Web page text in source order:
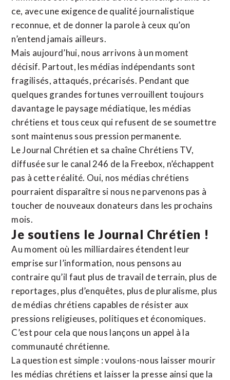
ce, avec une exigence de qualité journalistique
reconnue, et de donner la parole à ceux qu’on
n’entend jamais ailleurs.
Mais aujourd’hui, nous arrivons à un moment
décisif. Partout, les médias indépendants sont
fragilisés, attaqués, précarisés. Pendant que
quelques grandes fortunes verrouillent toujours
davantage le paysage médiatique, les médias
chrétiens et tous ceux qui refusent de se soumettre
sont maintenus sous pression permanente.
Le Journal Chrétien et sa chaîne Chrétiens TV,
diffusée sur le canal 246 de la Freebox, n’échappent
pas à cette réalité. Oui, nos médias chrétiens
pourraient disparaître si nous ne parvenons pas à
toucher de nouveaux donateurs dans les prochains
mois.
Je soutiens le Journal Chrétien !
Au moment où les milliardaires étendent leur
emprise sur l’information, nous pensons au
contraire qu’il faut plus de travail de terrain, plus de
reportages, plus d’enquêtes, plus de pluralisme, plus
de médias chrétiens capables de résister aux
pressions religieuses, politiques et économiques.
C’est pour cela que nous lançons un appel à la
communauté chrétienne.
La question est simple : voulons-nous laisser mourir
les médias chrétiens et laisser la presse ainsi que la